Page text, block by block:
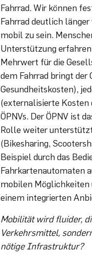
Fahrrad. Wir können
Fahrrad deutlich
mobil zu sein.
Unterstützung
Mehrwert für die
dem Fahrrad bringt der
Gesundheitskosten),
(externalisierte Kosten
ÖPNVs. Der ÖPNV ist
Rolle weiter
(Bikesharing,
Beispiel durch das
Fahrkartenautomaten
mobilen Möglichkeiten
einem integrierten
Mobilität wird fluider,
Verkehrsmittel,
nötige Infrastruktur?